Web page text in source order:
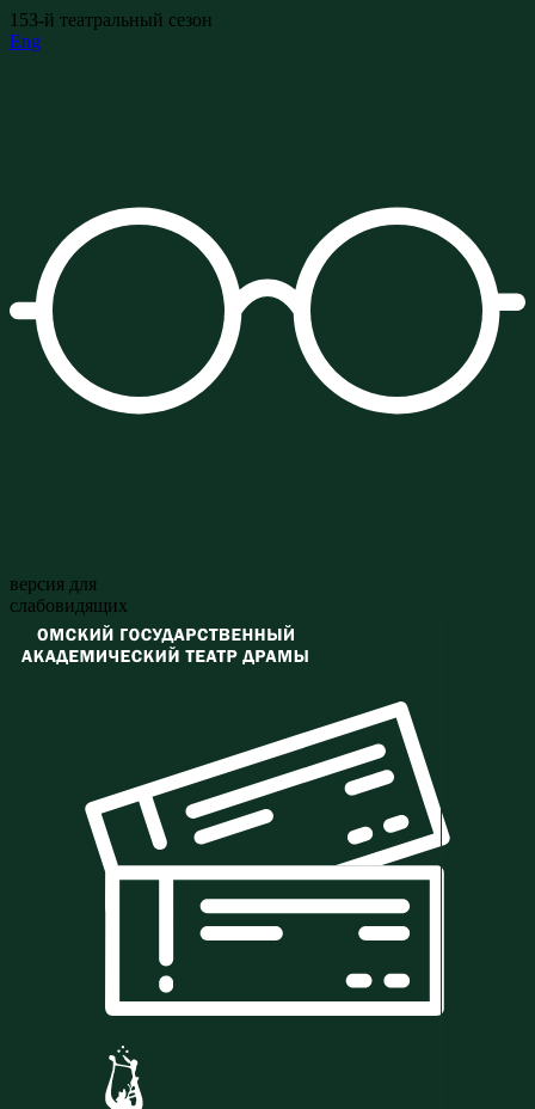
153-й театральный сезон
Eng
версия для
слабовидящих